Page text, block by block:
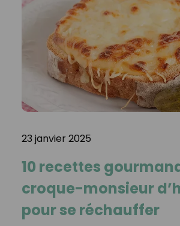
23 janvier 2025
10 recettes
croque-monsieur
pour se réchauffer